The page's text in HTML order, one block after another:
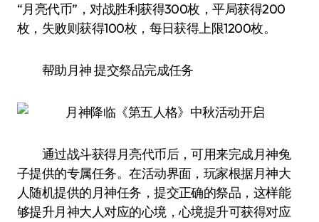
“月亮代币”，对战胜利获得300枚，平局获得200
枚，失败则获得100枚，每日获得上限1200枚。
帮助月神 提交祭品完成任务
通过战斗获得月亮代币后，可用来完成月神兔
子提供的专属任务。在活动界面，玩家根据月神大
人随机提供的月神任务，提交正确的祭品，这样能
够提升月神大人对应的心境，心境提升可获得对应